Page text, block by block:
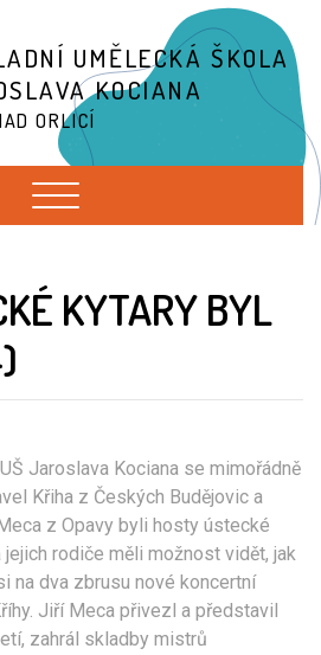
UMĚLECKÁ ŠKOLA
KOCIANA
ORLICÍ
KYTARY BYL
Jaroslava Kociana se mimořádně
Křiha z Českých Budějovic a
z Opavy byli hosty ústecké
rodiče měli možnost vidět, jak
na dva zbrusu nové koncertní
Jiří Meca přivezl a představil
zahrál skladby mistrů